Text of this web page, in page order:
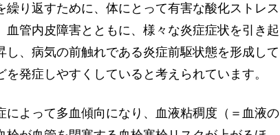
繰り返すために、体にとって有害な酸化ストレス
血管内皮障害とともに、様々な炎症症状を引き起
し、病気の前触れである炎症前駆状態を形成して
発症しやすくしていると考えられています。
よって多血傾向になり、血液粘稠度（＝血液の